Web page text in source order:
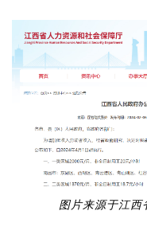
图片来源于江西